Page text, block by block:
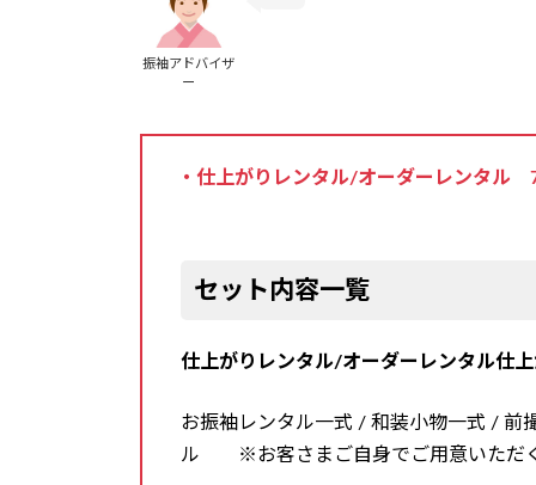
振袖アドバイザ
ー
・仕上がりレンタル/オーダーレンタル
セット内容一覧
仕上がりレンタル/オーダーレンタル仕上
お振袖レンタル一式 / 和装小物一式 / 前
ル ※お客さまご自身でご用意いただ